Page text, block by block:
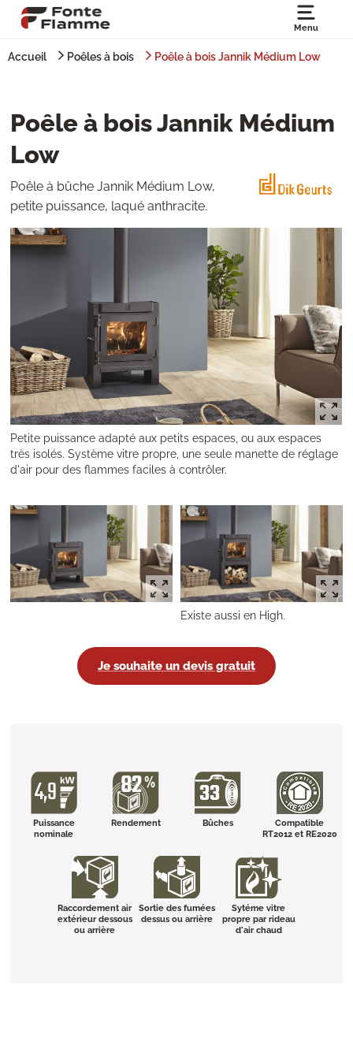
Menu
Accueil Poêles à bois Poêle à bois Jannik Médium Low
Poêle à bois Jannik Médium
Low
Poêle à bûche Jannik Médium Low,
petite puissance, laqué anthracite.
Petite puissance adapté aux petits espaces, ou aux espaces
très isolés. Système vitre propre, une seule manette de réglage
d'air pour des flammes faciles à contrôler.
Existe aussi en High.
Je souhaite un devis gratuit
Puissance
nominale
Rendement Bûches
Compatible
RT2012 et RE2020
Raccordement air
extérieur dessous
ou arrière
Sortie des fumées
dessus ou arrière
Sytéme vitre
propre par rideau
d'air chaud